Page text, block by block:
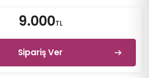
9.000TL
Sipariş Ver